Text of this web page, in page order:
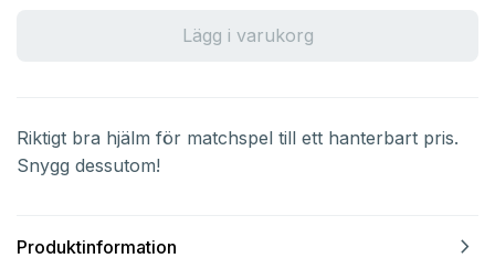
Lägg i varukorg
Riktigt bra hjälm för matchspel till ett hanterbart pris.
Snygg dessutom!
Produktinformation navigate_next